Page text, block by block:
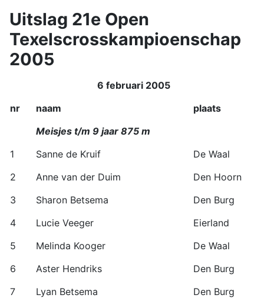
Uitslag 21e Open
Texelscrosskampioenschap
2005
6 februari 2005
nr
naam
plaats
Meisjes t/m 9 jaar 875 m
1
Sanne de Kruif
De Waal
2
Anne van der Duim
Den Hoorn
3
Sharon Betsema
Den Burg
4
Lucie Veeger
Eierland
5
Melinda Kooger
De Waal
6
Aster Hendriks
Den Burg
7
Lyan Betsema
Den Burg